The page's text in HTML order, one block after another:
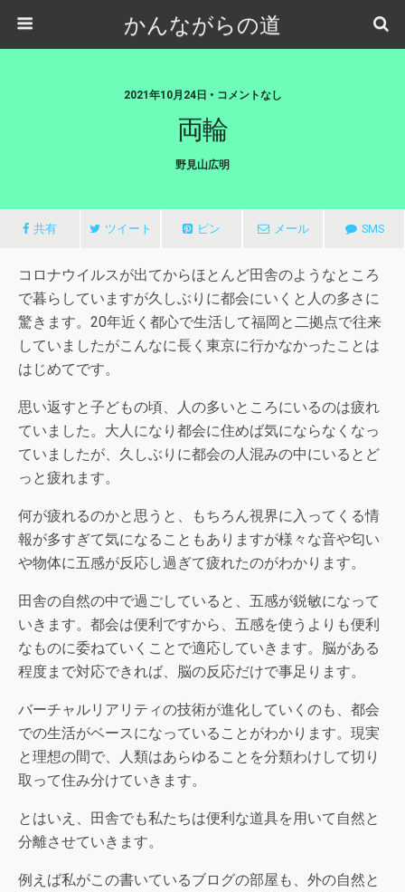
かんながらの道
2021年10月24日 • コメントなし
両輪
野見山広明
共有 ツイート ピン メール SMS
コロナウイルスが出てからほとんど田舎のようなところ
で暮らしていますが久しぶりに都会にいくと人の多さに
驚きます。20年近く都心で生活して福岡と二拠点で往来
していましたがこんなに長く東京に行かなかったことは
はじめてです。
思い返すと子どもの頃、人の多いところにいるのは疲れ
ていました。大人になり都会に住めば気にならなくなっ
ていましたが、久しぶりに都会の人混みの中にいるとど
っと疲れます。
何が疲れるのかと思うと、もちろん視界に入ってくる情
報が多すぎて気になることもありますが様々な音や匂い
や物体に五感が反応し過ぎて疲れたのがわかります。
田舎の自然の中で過ごしていると、五感が鋭敏になって
いきます。都会は便利ですから、五感を使うよりも便利
なものに委ねていくことで適応していきます。脳がある
程度まで対応できれば、脳の反応だけで事足ります。
バーチャルリアリティの技術が進化していくのも、都会
での生活がベースになっていることがわかります。現実
と理想の間で、人類はあらゆることを分類わけして切り
取って住み分けていきます。
とはいえ、田舎でも私たちは便利な道具を用いて自然と
分離させていきます。
例えば私がこの書いているブログの部屋も、外の自然と